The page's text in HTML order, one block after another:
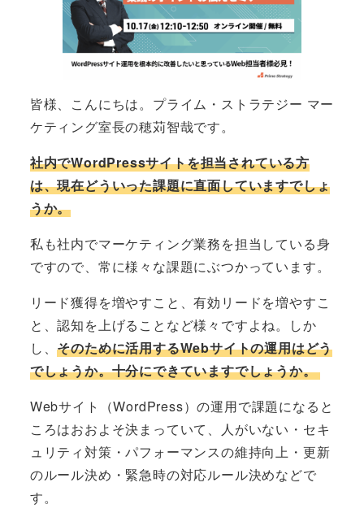
皆様、こんにちは。プライム・ストラテジー マー
ケティング室長の穂苅智哉です。
社内でWordPressサイトを担当されている方
は、現在どういった課題に直面していますでしょ
うか。
私も社内でマーケティング業務を担当している身
ですので、常に様々な課題にぶつかっています。
リード獲得を増やすこと、有効リードを増やすこ
と、認知を上げることなど様々ですよね。しか
し、そのために活用するWebサイトの運用はどう
でしょうか。十分にできていますでしょうか。
Webサイト（WordPress）の運用で課題になると
ころはおおよそ決まっていて、人がいない・セキ
ュリティ対策・パフォーマンスの維持向上・更新
のルール決め・緊急時の対応ルール決めなどで
す。